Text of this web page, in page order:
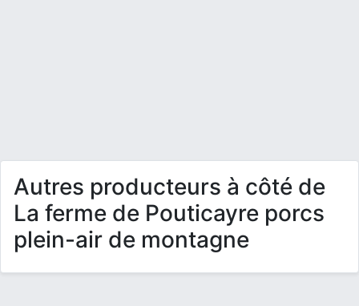
Autres producteurs à côté de
La ferme de Pouticayre porcs
plein-air de montagne